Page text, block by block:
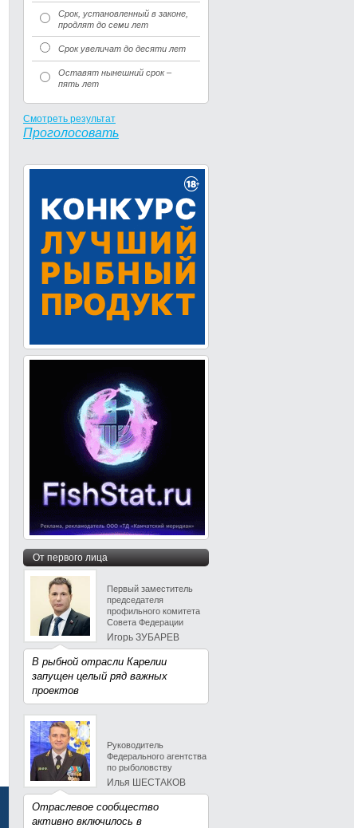
Срок, установленный в законе,
продлят до семи лет
Срок увеличат до десяти лет
Оставят нынешний срок –
пять лет
Смотреть результат
Проголосовать
От первого лица
Первый заместитель
председателя
профильного комитета
Совета Федерации
Игорь ЗУБАРЕВ
В рыбной отрасли Карелии
запущен целый ряд важных
проектов
Руководитель
Федерального агентства
по рыболовству
Илья ШЕСТАКОВ
Отраслевое сообщество
активно включилось в